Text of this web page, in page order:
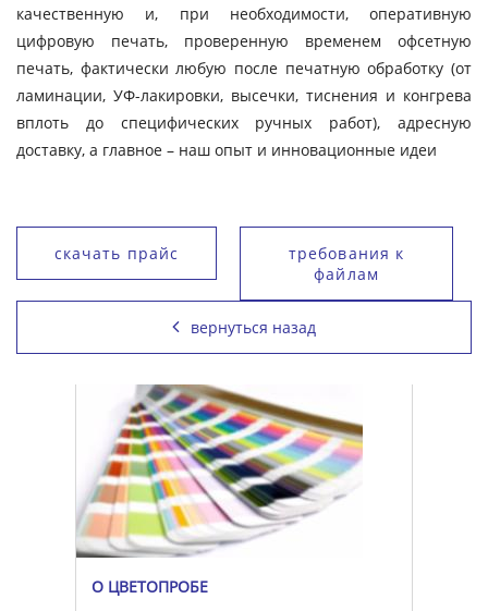
качественную и, при необходимости, оперативную
цифровую печать, проверенную временем офсетную
печать, фактически любую после печатную обработку (от
ламинации, УФ-лакировки, высечки, тиснения и конгрева
вплоть до специфических ручных работ), адресную
доставку, а главное – наш опыт и инновационные идеи
скачать прайс
требования к
файлам
вернуться назад
О ЦВЕТОПРОБЕ